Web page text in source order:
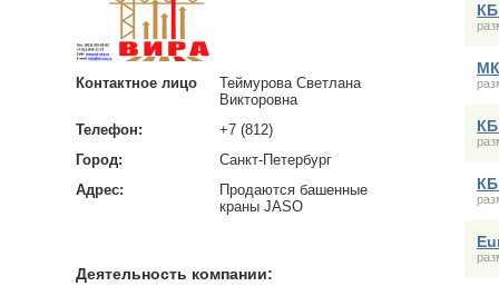
Контактное лицо
Теймурова Светлана
Викторовна
Телефон:
+7 (812)
Город:
Санкт-Петербург
Адрес:
Продаются башенные
краны JASO
Деятельность компании: